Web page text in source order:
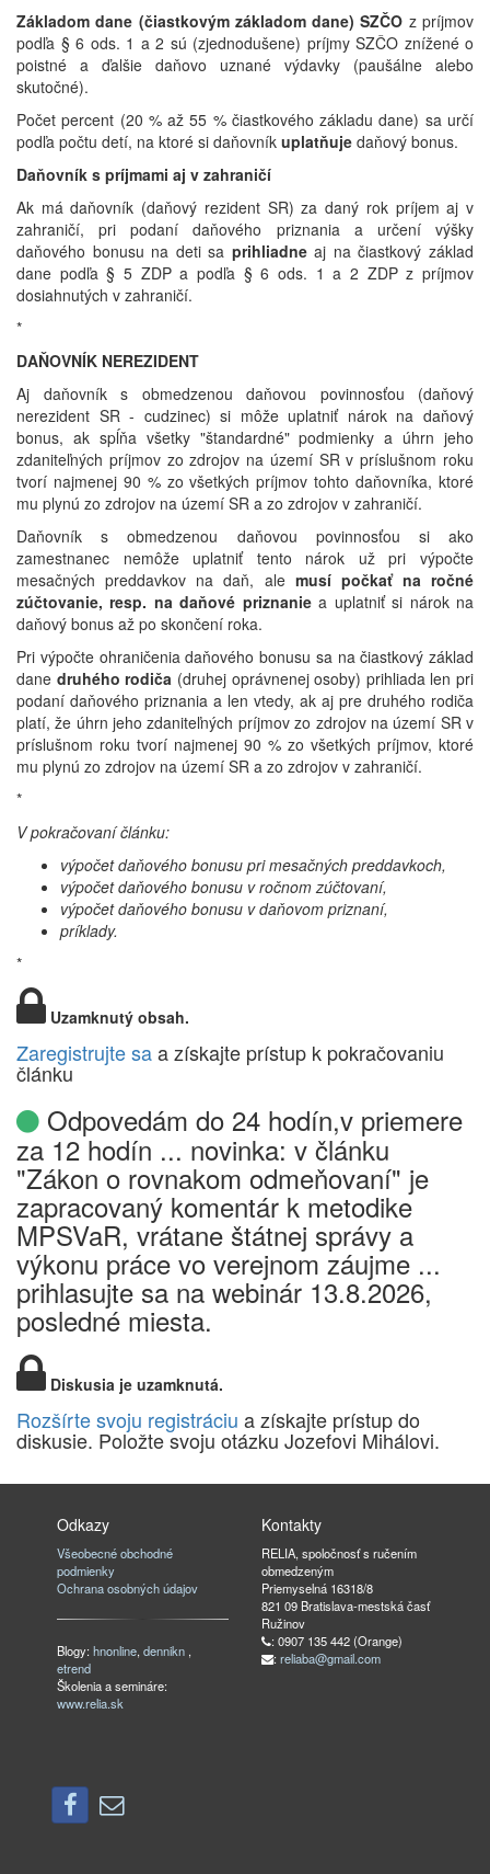
Základom dane (čiastkovým základom dane) SZČO z príjmov
podľa § 6 ods. 1 a 2 sú (zjednodušene) príjmy SZČO znížené o
poistné a ďalšie daňovo uznané výdavky (paušálne alebo
skutočné).
Počet percent (20 % až 55 % čiastkového základu dane) sa určí
podľa počtu detí, na ktoré si daňovník uplatňuje daňový bonus.
Daňovník s príjmami aj v zahraničí
Ak má daňovník (daňový rezident SR) za daný rok príjem aj v
zahraničí, pri podaní daňového priznania a určení výšky
daňového bonusu na deti sa prihliadneaj na čiastkový základ
dane podľa § 5 ZDP a podľa § 6 ods. 1 a 2 ZDP z príjmov
dosiahnutých v zahraničí.
*
DAŇOVNÍK NEREZIDENT
Aj daňovník s obmedzenou daňovou povinnosťou (daňový
nerezident SR - cudzinec) si môže uplatniť nárok na daňový
bonus, ak spĺňa všetky "štandardné" podmienky a úhrn jeho
zdaniteľných príjmov zo zdrojov na území SR v príslušnom roku
tvorí najmenej 90 % zo všetkých príjmov tohto daňovníka, ktoré
mu plynú zo zdrojov na území SR a zo zdrojov v zahraničí.
Daňovník s obmedzenou daňovou povinnosťou si ako
zamestnanec nemôže uplatniť tento nárok už pri výpočte
mesačných preddavkov na daň, ale musí počkať na ročné
zúčtovanie, resp. na daňové priznaniea uplatniť si nárok na
daňový bonus až po skončení roka.
Pri výpočte ohraničenia daňového bonusu sa na čiastkový základ
dane druhého rodiča (druhej oprávnenej osoby) prihliada len pri
podaní daňového priznania a len vtedy, ak aj pre druhého rodiča
platí, že úhrn jeho zdaniteľných príjmov zo zdrojov na území SR v
príslušnom roku tvorí najmenej 90 % zo všetkých príjmov, ktoré
mu plynú zo zdrojov na území SR a zo zdrojov v zahraničí.
*
V pokračovaní článku:
výpočet daňového bonusu pri mesačných preddavkoch,
výpočet daňového bonusu v ročnom zúčtovaní,
výpočet daňového bonusu v daňovom priznaní,
príklady.
*
Uzamknutý obsah.
Zaregistrujte saa získajte prístup k pokračovaniu
článku
Odpovedám do 24 hodín,v priemere
za 12 hodín ... novinka: v článku
"Zákon o rovnakom odmeňovaní" je
zapracovaný komentár k metodike
MPSVaR, vrátane štátnej správy a
výkonu práce vo verejnom záujme ...
prihlasujte sa na webinár 13.8.2026,
posledné miesta.
Diskusia je uzamknutá.
Rozšírte svoju registráciu a získajte prístup do
diskusie. Položte svoju otázku Jozefovi Mihálovi.
Odkazy
Všeobecné obchodné
podmienky
Ochrana osobných údajov
Blogy:hnonline,dennikn ,
etrend
Školenia a semináre:
www.relia.sk
Kontakty
RELIA, spoločnosť s ručením
obmedzeným
Priemyselná 16318/8
821 09 Bratislava-mestská časť
Ružinov
: 0907 135 442 (Orange)
: reliaba@gmail.com